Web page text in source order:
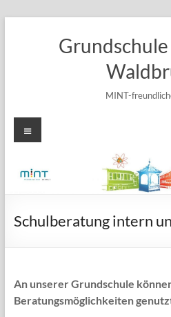
MINT-
Menü
Schulberatung intern
An unserer Grundschule
Beratungsmöglichkeiten